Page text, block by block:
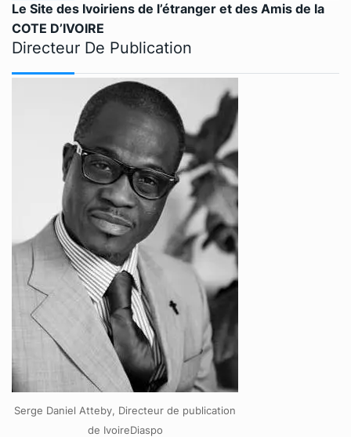
Le Site des Ivoiriens de l’étranger et des Amis de la
COTE D’IVOIRE
Directeur De Publication
Serge Daniel Atteby, Directeur de publication
de IvoireDiaspo